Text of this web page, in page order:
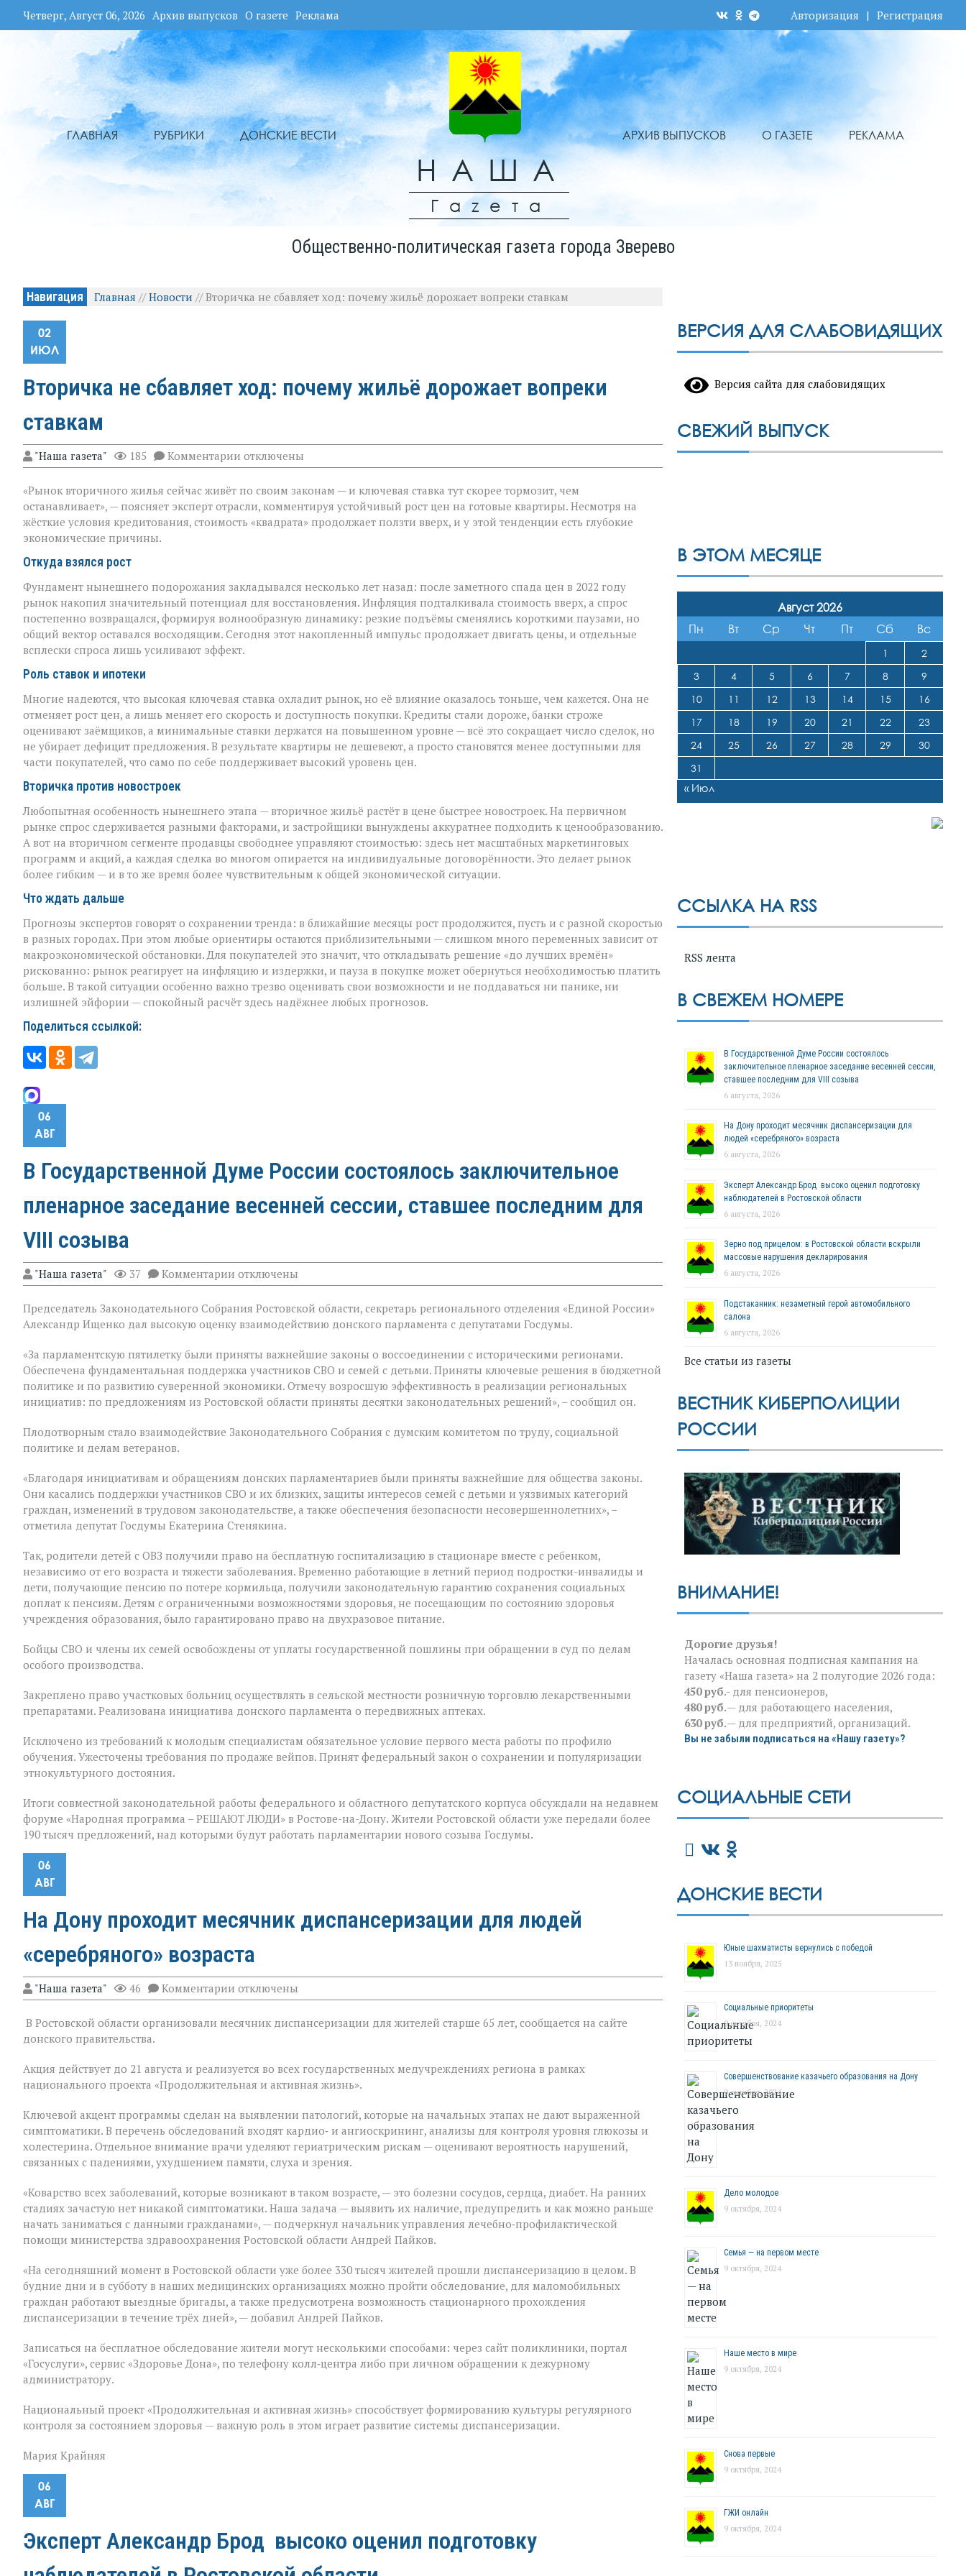
Четверг, Август 06, 2026 Архив выпусков О газете Реклама Авторизация | Регистрация
ГЛАВНАЯ РУБРИКИ ДОНСКИЕ ВЕСТИ
НАША
Гаzета
АРХИВ ВЫПУСКОВ О ГАЗЕТЕ РЕКЛАМА
Общественно-политическая газета города Зверево
Навигация Главная //Новости //Вторичка не сбавляет ход: почему жильё дорожает вопреки ставкам
02
ИЮЛ
Вторичка не сбавляет ход: почему жильё дорожает вопреки
ставкам
"Наша газета" 185 Комментарии к
записи
не
сбавляет
ход:
почему
отключены
«Рынок вторичного жилья сейчас живёт по своим законам — и ключевая ставка тут скорее тормозит, чем
останавливает», — поясняет эксперт отрасли, комментируя устойчивый рост цен на готовые квартиры. Несмотря на
жёсткие условия кредитования, стоимость «квадрата» продолжает ползти вверх, и у этой тенденции есть глубокие
экономические причины.
Откуда взялся рост
Фундамент нынешнего подорожания закладывался несколько лет назад: после заметного спада цен в 2022 году
рынок накопил значительный потенциал для восстановления. Инфляция подталкивала стоимость вверх, а спрос
постепенно возвращался, формируя волнообразную динамику: резкие подъёмы сменялись короткими паузами, но
общий вектор оставался восходящим. Сегодня этот накопленный импульс продолжает двигать цены, и отдельные
всплески спроса лишь усиливают эффект.
Роль ставок и ипотеки
Многие надеются, что высокая ключевая ставка охладит рынок, но её влияние оказалось тоньше, чем кажется. Она не
отменяет рост цен, а лишь меняет его скорость и доступность покупки. Кредиты стали дороже, банки строже
оценивают заёмщиков, а минимальные ставки держатся на повышенном уровне — всё это сокращает число сделок, но
не убирает дефицит предложения. В результате квартиры не дешевеют, а просто становятся менее доступными для
части покупателей, что само по себе поддерживает высокий уровень цен.
Вторичка против новостроек
Любопытная особенность нынешнего этапа — вторичное жильё растёт в цене быстрее новостроек. На первичном
рынке спрос сдерживается разными факторами, и застройщики вынуждены аккуратнее подходить к ценообразованию.
А вот на вторичном сегменте продавцы свободнее управляют стоимостью: здесь нет масштабных маркетинговых
программ и акций, а каждая сделка во многом опирается на индивидуальные договорённости. Это делает рынок
более гибким — и в то же время более чувствительным к общей экономической ситуации.
Что ждать дальше
Прогнозы экспертов говорят о сохранении тренда: в ближайшие месяцы рост продолжится, пусть и с разной скоростью
в разных городах. При этом любые ориентиры остаются приблизительными — слишком много переменных зависит от
макроэкономической обстановки. Для покупателей это значит, что откладывать решение «до лучших времён»
рискованно: рынок реагирует на инфляцию и издержки, и пауза в покупке может обернуться необходимостью платить
больше. В такой ситуации особенно важно трезво оценивать свои возможности и не поддаваться ни панике, ни
излишней эйфории — спокойный расчёт здесь надёжнее любых прогнозов.
Поделиться ссылкой:
06
АВГ
В Государственной Думе России состоялось заключительное
пленарное заседание весенней сессии, ставшее последним для
VIII созыва
"Наша газета" 37 Комментарии к
записи
Государственной
Думе
заключительное
пленарное
заседание
весенней
сессии,
последним
отключены
Председатель Законодательного Собрания Ростовской области, секретарь регионального отделения «Единой России»
Александр Ищенко дал высокую оценку взаимодействию донского парламента с депутатами Госдумы.
«За парламентскую пятилетку были приняты важнейшие законы о воссоединении с историческими регионами.
Обеспечена фундаментальная поддержка участников СВО и семей с детьми. Приняты ключевые решения в бюджетной
политике и по развитию суверенной экономики. Отмечу возросшую эффективность в реализации региональных
инициатив: по предложениям из Ростовской области приняты десятки законодательных решений», – сообщил он.
Плодотворным стало взаимодействие Законодательного Собрания с думским комитетом по труду, социальной
политике и делам ветеранов.
«Благодаря инициативам и обращениям донских парламентариев были приняты важнейшие для общества законы.
Они касались поддержки участников СВО и их близких, защиты интересов семей с детьми и уязвимых категорий
граждан, изменений в трудовом законодательстве, а также обеспечения безопасности несовершеннолетних», –
отметила депутат Госдумы Екатерина Стенякина.
Так, родители детей с ОВЗ получили право на бесплатную госпитализацию в стационаре вместе с ребенком,
независимо от его возраста и тяжести заболевания. Временно работающие в летний период подростки-инвалиды и
дети, получающие пенсию по потере кормильца, получили законодательную гарантию сохранения социальных
доплат к пенсиям. Детям с ограниченными возможностями здоровья, не посещающим по состоянию здоровья
учреждения образования, было гарантировано право на двухразовое питание.
Бойцы СВО и члены их семей освобождены от уплаты государственной пошлины при обращении в суд по делам
особого производства.
Закреплено право участковых больниц осуществлять в сельской местности розничную торговлю лекарственными
препаратами. Реализована инициатива донского парламента о передвижных аптеках.
Исключено из требований к молодым специалистам обязательное условие первого места работы по профилю
обучения. Ужесточены требования по продаже вейпов. Принят федеральный закон о сохранении и популяризации
этнокультурного достояния.
Итоги совместной законодательной работы федерального и областного депутатского корпуса обсуждали на недавнем
форуме «Народная программа – РЕШАЮТ ЛЮДИ» в Ростове-на-Дону. Жители Ростовской области уже передали более
190 тысяч предложений, над которыми будут работать парламентарии нового созыва Госдумы.
06
АВГ
На Дону проходит месячник диспансеризации для людей
«серебряного» возраста
"Наша газета" 46 Комментарии к
записи
Дону
для
людей
возраста
отключены
В Ростовской области организовали месячник диспансеризации для жителей старше 65 лет, сообщается на сайте
донского правительства.
Акция действует до 21 августа и реализуется во всех государственных медучреждениях региона в рамках
национального проекта «Продолжительная и активная жизнь».
Ключевой акцент программы сделан на выявлении патологий, которые на начальных этапах не дают выраженной
симптоматики. В перечень обследований входят кардио‑ и ангиоскрининг, анализы для контроля уровня глюкозы и
холестерина. Отдельное внимание врачи уделяют гериатрическим рискам — оценивают вероятность нарушений,
связанных с падениями, ухудшением памяти, слуха и зрения.
«Коварство всех заболеваний, которые возникают в таком возрасте, — это болезни сосудов, сердца, диабет. На ранних
стадиях зачастую нет никакой симптоматики. Наша задача — выявить их наличие, предупредить и как можно раньше
начать заниматься с данными гражданами», — подчеркнул начальник управления лечебно‑профилактической
помощи министерства здравоохранения Ростовской области Андрей Пайков.
«На сегодняшний момент в Ростовской области уже более 330 тысяч жителей прошли диспансеризацию в целом. В
будние дни и в субботу в наших медицинских организациях можно пройти обследование, для маломобильных
граждан работают выездные бригады, а также предусмотрена возможность стационарного прохождения
диспансеризации в течение трёх дней», — добавил Андрей Пайков.
Записаться на бесплатное обследование жители могут несколькими способами: через сайт поликлиники, портал
«Госуслуги», сервис «Здоровье Дона», по телефону колл‑центра либо при личном обращении к дежурному
администратору.
Национальный проект «Продолжительная и активная жизнь» способствует формированию культуры регулярного
контроля за состоянием здоровья — важную роль в этом играет развитие системы диспансеризации.
Мария Крайняя
06
АВГ
Эксперт Александр Брод высоко оценил подготовку
ВЕРСИЯ ДЛЯ СЛАБОВИДЯЩИХ
Версия сайта для слабовидящих
СВЕЖИЙ ВЫПУСК
В ЭТОМ МЕСЯЦЕ
Август 2026
Пн
Вт Ср Чт Пт Сб Вс
1
2
3
4 5 6 7 8
9
10
11 12 13 14 15
16
17
18 19 20 21 22
23
24
25 26 27 28 29
30
31
« Июл
ССЫЛКА НА RSS
RSS лента
В СВЕЖЕМ НОМЕРЕ
В Государственной Думе России состоялось
заключительное пленарное заседание весенней сессии,
ставшее последним для VIII созыва
6 августа, 2026
На Дону проходит месячник диспансеризации для
людей «серебряного» возраста
6 августа, 2026
Эксперт Александр Брод высоко оценил подготовку
наблюдателей в Ростовской области
6 августа, 2026
Зерно под прицелом: в Ростовской области вскрыли
массовые нарушения декларирования
6 августа, 2026
Подстаканник: незаметный герой автомобильного
салона
6 августа, 2026
Все статьи из газеты
ВЕСТНИК КИБЕРПОЛИЦИИ
РОССИИ
ВНИМАНИЕ!
Дорогие друзья!
Началась основная подписная кампания на
газету «Наша газета» на 2 полугодие 2026 года:
450 руб.- для пенсионеров,
480 руб.— для работающего населения,
630 руб.— для предприятий, организаций.
Вы не забыли подписаться на «Нашу газету»?
СОЦИАЛЬНЫЕ СЕТИ
ДОНСКИЕ ВЕСТИ
Юные шахматисты вернулись с победой
13 ноября, 2025
Социальные приоритеты
9 октября, 2024
Совершенствование казачьего образования на Дону
9 октября, 2024
Дело молодое
9 октября, 2024
Семья — на первом месте
9 октября, 2024
Наше место в мире
9 октября, 2024
Снова первые
9 октября, 2024
ГЖИ онлайн
9 октября, 2024